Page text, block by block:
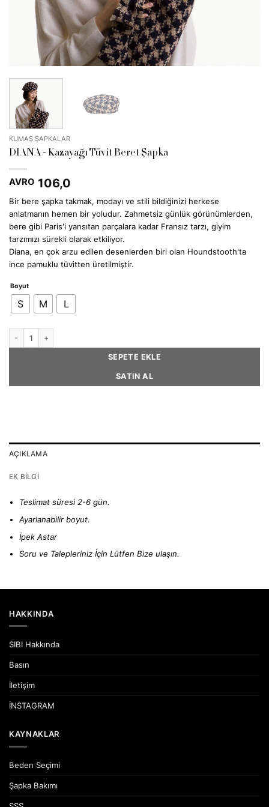
KUMAŞ ŞAPKALAR
DIANA - Kazayağı Tüvit Beret Şapka
AVRO 106,0
Bir bere şapka takmak, modayı ve stili bildiğinizi herkese
anlatmanın hemen bir yoludur. Zahmetsiz günlük görünümlerden,
bere gibi Paris'i yansıtan parçalara kadar Fransız tarzı, giyim
tarzımızı sürekli olarak etkiliyor.
Diana, en çok arzu edilen desenlerden biri olan Houndstooth'ta
ince pamuklu tüvitten üretilmiştir.
Boyut
S M L
SEPETE EKLE
SATIN AL
AÇIKLAMA
EK BILGI
Teslimat süresi 2-6 gün.
Ayarlanabilir boyut.
İpek Astar
Soru ve Talepleriniz İçin LütfenBize ulaşın.
HAKKINDA
SIBI Hakkında
Basın
İletişim
İNSTAGRAM
KAYNAKLAR
Beden Seçimi
Şapka Bakımı